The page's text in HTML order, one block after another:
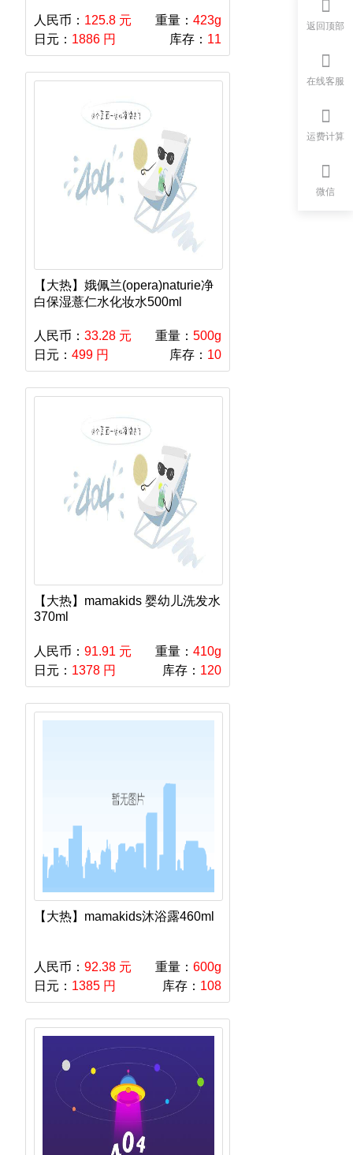
人民币： 125.8 元 重量： 423g
日元： 1886 円 库存： 11
【大热】娥佩兰(opera)naturie净
白保湿薏仁水化妆水500ml
人民币： 33.28 元 重量： 500g
日元： 499 円 库存： 10
【大热】mamakids 婴幼儿洗发水
370ml
人民币： 91.91 元 重量： 410g
日元： 1378 円 库存： 120
【大热】mamakids沐浴露460ml
人民币： 92.38 元 重量： 600g
日元： 1385 円 库存： 108
返回顶部
在线客服
运费计算
微信